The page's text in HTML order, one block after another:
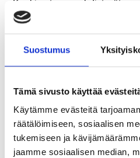
Suostumus
Tämä sivusto käyttää
Käytämme evästeitä
räätälöimiseen, sosiaalisen
tukemiseen ja
jaamme sosiaalisen median,
Kenkien teossa yhdistyvät
Kurssilla opit perustaitoja
sekä eri materiaaleista.
matala nilkkuri, pitkävartinen
kurssilla tarvittavat materiaalit
Ilmoittauminen Mari Pulju 040
https://uusi.opistopalelut.fi/